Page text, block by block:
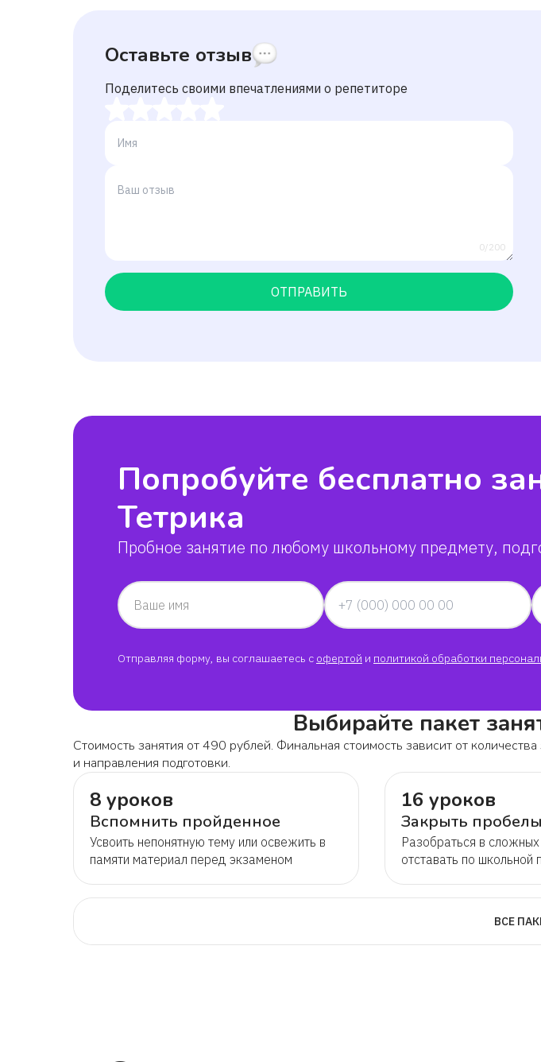
Оставьте отзыв
Поделитесь своими впечатлениями о репетиторе
0/200
ОТПРАВИТЬ
Попробуйте бесплатно
Тетрика
Пробное занятие по любому школьному предмету,
Ваше имя
Отправляя форму, вы соглашаетесь с офертой и политикой обработки
Выбирайте пакет
Стоимость занятия от 490 рублей. Финальная стоимость зависит от
и направления подготовки.
8 уроков
Вспомнить пройденное
Усвоить непонятную тему или освежить в
памяти материал перед экзаменом
16 уроков
Закрыть пробелы
Разобраться в
отставать по школьной
ВСЕ